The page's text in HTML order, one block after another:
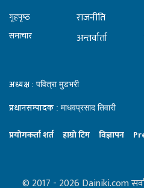
गृहपृष्‍ठ
समाचार
राजनीति
अन्तर्वार्ता
अध्यक्ष : पवित्रा मुडभरी
प्रधानसम्पादक : माधवप्रसाद तिवारी
प्रयाेगकर्ता शर्त हाम्राे टिम विज्ञापन
© 2017 - 2026 Dainiki.com